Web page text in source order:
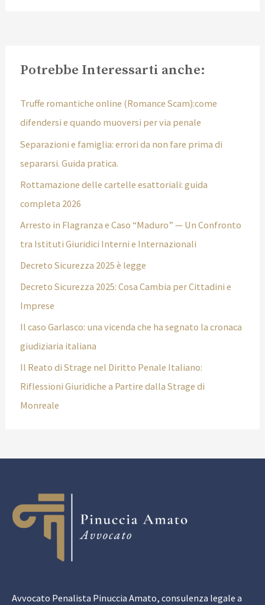
Potrebbe Interessarti anche:
Truffe romantiche online (Romance Scam):come
difendersi e quando muoversi per via penale
Separazioni e famiglia: errori da non fare prima di
separarsi. Guida pratica.
Rottamazione delle cartelle esattoriali: guida
completa 2026
Arresto in Flagranza e Caso “Maduro” — Un Confronto
tra Istituti Giuridici Interni e Internazionali
Decreto Sicurezza 2025 è legge
Decreto Sicurezza 2025: Cosa Cambia per Cittadini e
Imprese
Il caso Garlasco: una vicenda che ha segnato la cronaca
giudiziaria italiana
Il Reato di Strage nel Diritto Penale Italiano:
Riflessioni Giuridiche a Partire dalla Strage di
Monreale
Avvocato Penalista Pinuccia Amato, consulenza legale a